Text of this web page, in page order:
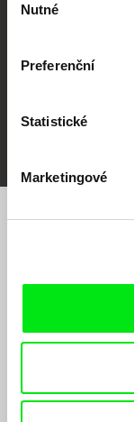
souhlasu
Nutné
Preferenční
Statistické
Marketingové
FIDMarseille